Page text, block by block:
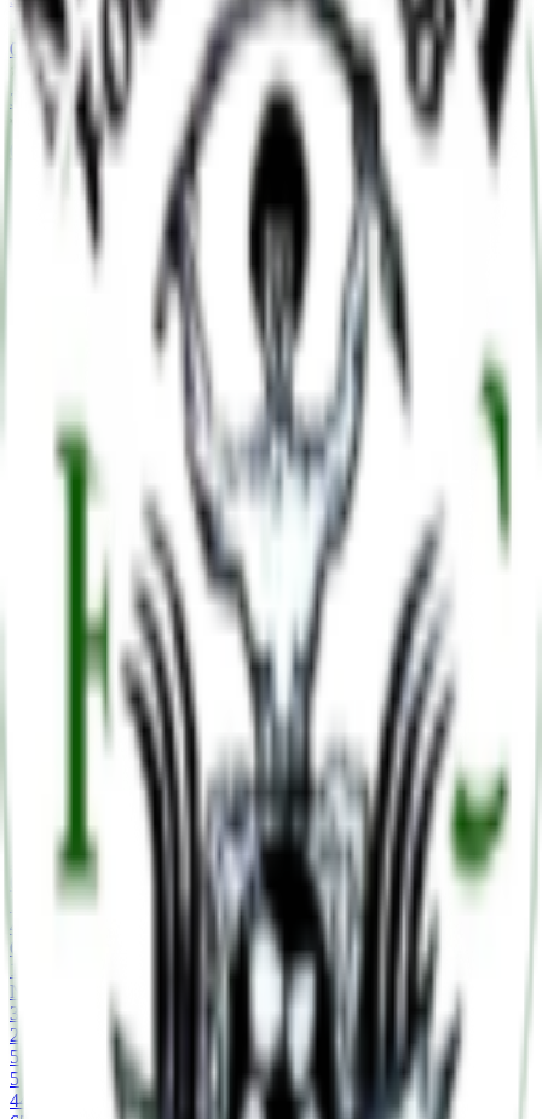
0 -1
3
Destaques
Não há dados disponíveis
Estatísticas do time
Shots On Goal
Classificação
4
6
Nsingizini Hotspurs
30
20
5
5
44